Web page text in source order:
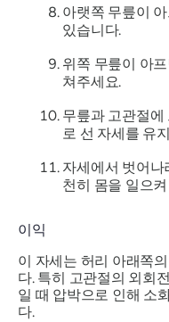
아랫쪽 무릎이
있습니다.
위쪽 무릎이 아
쳐주세요.
무릎과 고관절에
로 선 자세를 유
자세에서 벗어나
천히 몸을 일으
이익
이 자세는 허리 아래쪽
다. 특히 고관절의 외회
일 때 압박으로 인해 소
다.